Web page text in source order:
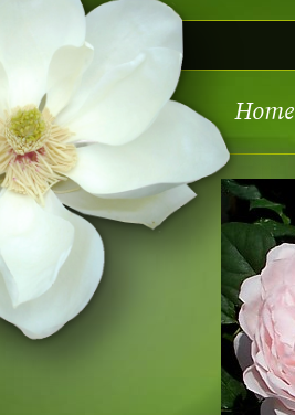
Home